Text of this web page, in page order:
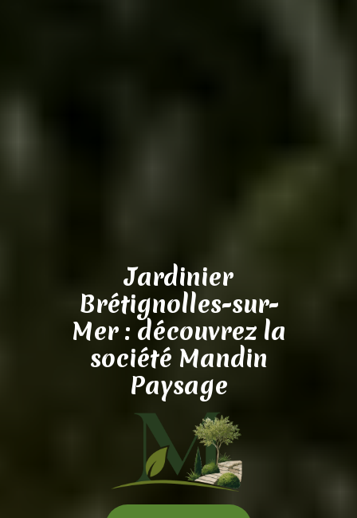
Jardinier
Brétignolles-sur-
Mer : découvrez la
société Mandin
Paysage